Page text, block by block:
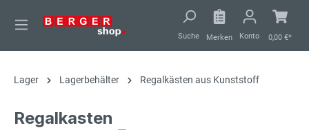
springen
Suche Merken Konto 0,00 €*
Lager Lagerbehälter Regalkästen aus Kunststoff
Regalkasten